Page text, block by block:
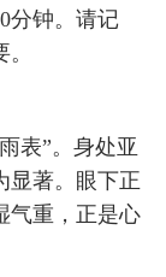
分钟。请记
表”。身处亚
显著。眼下正
气重，正是心